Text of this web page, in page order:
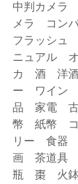
中判カメラ
メラ　コン
フラッシュ
ニュアル　
カ　酒　洋
ー　ワイン
品　家電　
幣　紙幣　
リー　食器
画　茶道具
瓶　棗　火